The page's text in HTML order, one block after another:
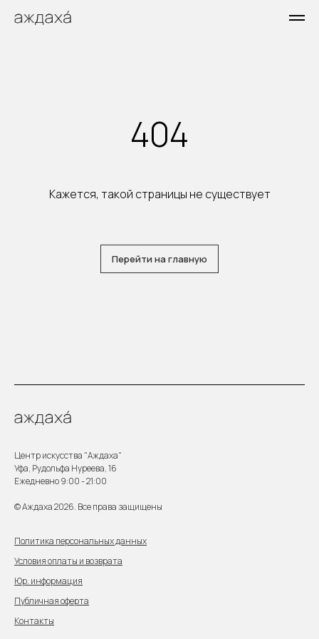
404
Кажется, такой страницы не существует
Перейти на главную
Центр искусства "Аждаха"
Уфа, Рудольфа Нуреева, 16
Ежедневно 9:00 - 21:00
© Аждаха 2026. Все права защищены
Политика персональных данных
Условия оплаты и возврата
Юр. информация
Публичная оферта
Контакты